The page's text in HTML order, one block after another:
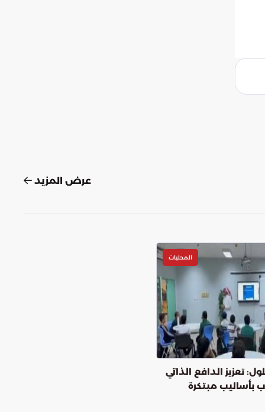
عرض المزيد
المحليات
تعزيز الدافع الذاتي
بأساليب مبتكرة